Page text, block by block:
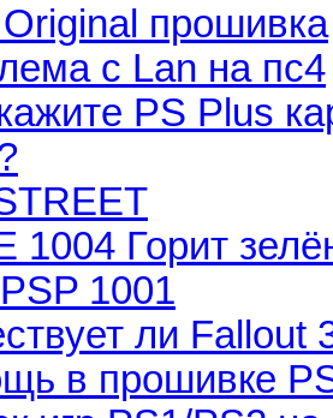
прошивка
с Lan на пс4
PS Plus
1004 Горит
1001
ли Fallout
в прошивке